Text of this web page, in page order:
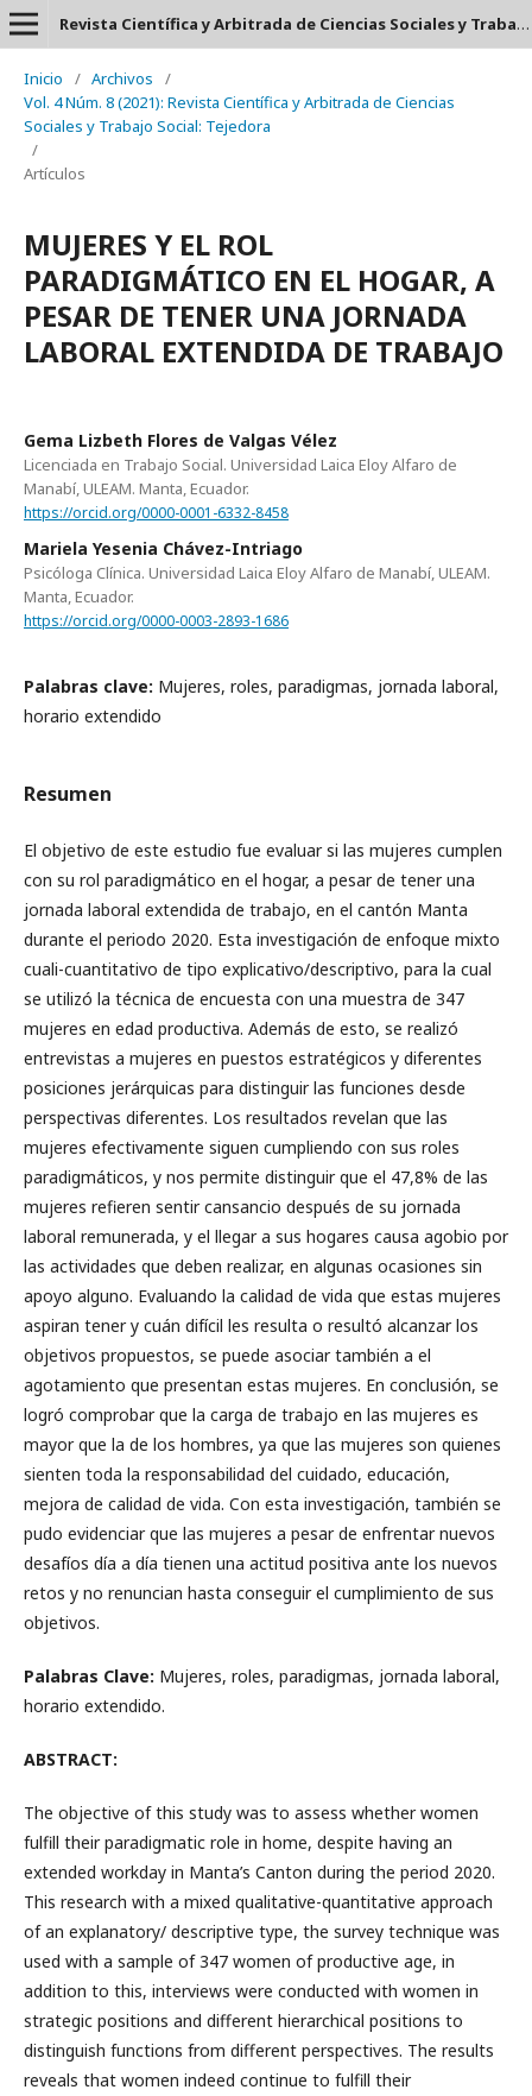
Revista Científica y Arbitrada de Ciencias Sociales y Trabajo Social: Tejedora. ISSN: 2697-3626
Inicio / Archivos
/
Vol. 4 Núm. 8 (2021): Revista Científica y Arbitrada de Ciencias
Sociales y Trabajo Social: Tejedora
/
Artículos
MUJERES Y EL ROL
PARADIGMÁTICO EN EL HOGAR, A
PESAR DE TENER UNA JORNADA
LABORAL EXTENDIDA DE TRABAJO
Gema Lizbeth Flores de Valgas Vélez
Licenciada en Trabajo Social. Universidad Laica Eloy Alfaro de
Manabí, ULEAM. Manta, Ecuador.
https://orcid.org/0000-0001-6332-8458
Mariela Yesenia Chávez-Intriago
Psicóloga Clínica. Universidad Laica Eloy Alfaro de Manabí, ULEAM.
Manta, Ecuador.
https://orcid.org/0000-0003-2893-1686
Palabras clave: Mujeres, roles, paradigmas, jornada laboral,
horario extendido
Resumen
El objetivo de este estudio fue evaluar si las mujeres cumplen
con su rol paradigmático en el hogar, a pesar de tener una
jornada laboral extendida de trabajo, en el cantón Manta
durante el periodo 2020. Esta investigación de enfoque mixto
cuali-cuantitativo de tipo explicativo/descriptivo, para la cual
se utilizó la técnica de encuesta con una muestra de 347
mujeres en edad productiva. Además de esto, se realizó
entrevistas a mujeres en puestos estratégicos y diferentes
posiciones jerárquicas para distinguir las funciones desde
perspectivas diferentes. Los resultados revelan que las
mujeres efectivamente siguen cumpliendo con sus roles
paradigmáticos, y nos permite distinguir que el 47,8% de las
mujeres refieren sentir cansancio después de su jornada
laboral remunerada, y el llegar a sus hogares causa agobio por
las actividades que deben realizar, en algunas ocasiones sin
apoyo alguno. Evaluando la calidad de vida que estas mujeres
aspiran tener y cuán difícil les resulta o resultó alcanzar los
objetivos propuestos, se puede asociar también a el
agotamiento que presentan estas mujeres. En conclusión, se
logró comprobar que la carga de trabajo en las mujeres es
mayor que la de los hombres, ya que las mujeres son quienes
sienten toda la responsabilidad del cuidado, educación,
mejora de calidad de vida. Con esta investigación, también se
pudo evidenciar que las mujeres a pesar de enfrentar nuevos
desafíos día a día tienen una actitud positiva ante los nuevos
retos y no renuncian hasta conseguir el cumplimiento de sus
objetivos.
Palabras Clave: Mujeres, roles, paradigmas, jornada laboral,
horario extendido.
ABSTRACT:
The objective of this study was to assess whether women
fulfill their paradigmatic role in home, despite having an
extended workday in Manta’s Canton during the period 2020.
This research with a mixed qualitative-quantitative approach
of an explanatory/ descriptive type, the survey technique was
used with a sample of 347 women of productive age, in
addition to this, interviews were conducted with women in
strategic positions and different hierarchical positions to
distinguish functions from different perspectives. The results
reveals that women indeed continue to fulfill their